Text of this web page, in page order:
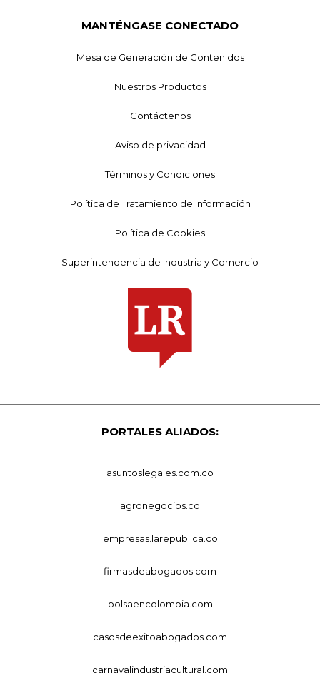
MANTÉNGASE CONECTADO
Mesa de Generación de Contenidos
Nuestros Productos
Contáctenos
Aviso de privacidad
Términos y Condiciones
Política de Tratamiento de Información
Política de Cookies
Superintendencia de Industria y Comercio
PORTALES ALIADOS:
asuntoslegales.com.co
agronegocios.co
empresas.larepublica.co
firmasdeabogados.com
bolsaencolombia.com
casosdeexitoabogados.com
carnavalindustriacultural.com